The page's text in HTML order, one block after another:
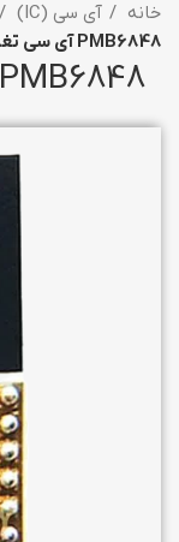
خانه آی سی (IC)
PMB6848 آی سی تغذیه بیس باند
PMB6848 آی سی تغذیه بیس باند